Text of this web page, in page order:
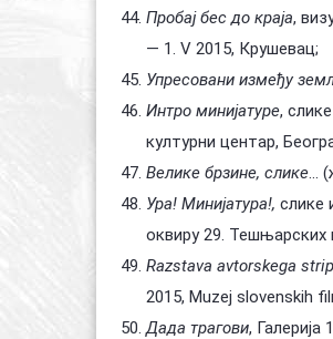
Пробај бес до краја,
— 1. V 2015, Крушевац;
Упресовани између
Интро минијатуре,
културни центар,
Велике брзине, слике...
Ура! Минијатура!, слике
оквиру 29. Тешњарских
Razstava avtorskega
2015, Muzej slovenskih
Дада трагови, Галерија